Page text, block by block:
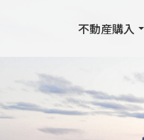
不動産購入